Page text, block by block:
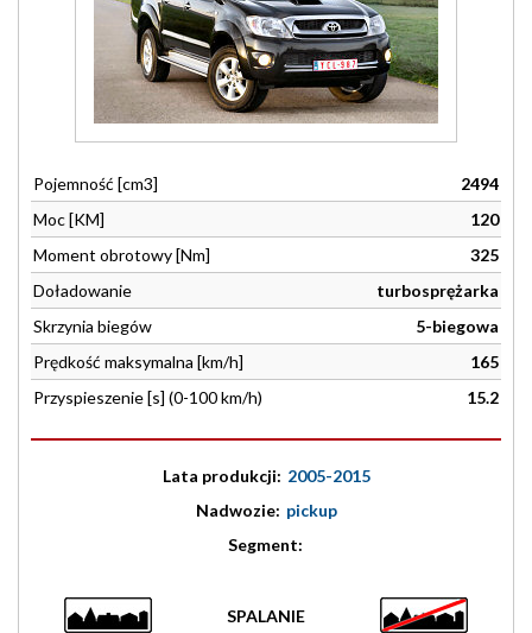
Pojemność [cm3]
2494
Moc [KM]
120
Moment obrotowy [Nm]
325
Doładowanie
turbosprężarka
Skrzynia biegów
5-biegowa
Prędkość maksymalna [km/h]
165
Przyspieszenie [s] (0-100 km/h)
15.2
Lata produkcji: 2005-2015
Nadwozie: pickup
Segment:
SPALANIE